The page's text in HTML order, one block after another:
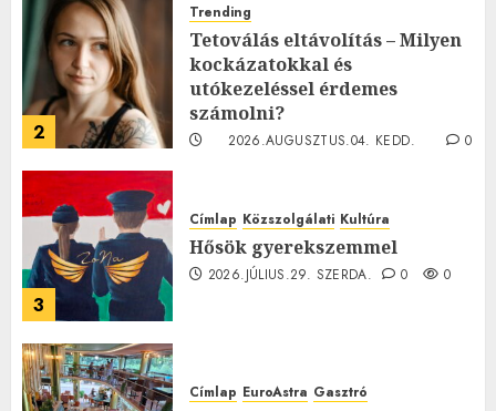
2
Trending
Tetoválás eltávolítás – Milyen
kockázatokkal és
utókezeléssel érdemes
számolni?
2026.AUGUSZTUS.04. KEDD.
0
3
Címlap Közszolgálati Kultúra
Hősök gyerekszemmel
2026.JÚLIUS.29. SZERDA. 0 0
Címlap EuroAstra Gasztró